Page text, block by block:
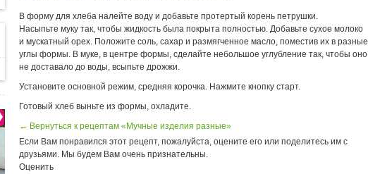
В форму для хлеба налейте воду и добавьте протертый корень петрушки.
Насыпьте муку так, чтобы жидкость была покрыта полностью. Добавьте сухое молоко
и мускатный орех. Положите соль, сахар и размягченное масло, поместив их в разные
углы формы. В муке, в центре формы, сделайте небольшое углубление так, чтобы оно
не доставало до воды, всыпьте дрожжи.
Установите основной режим, средняя корочка. Нажмите кнопку старт.
Готовый хлеб выньте из формы, охладите.
← Вернуться к рецептам «Мучные изделия разные»
Если Вам понравился этот рецепт, пожалуйста, оцените его или поделитесь им с
друзьями. Мы будем Вам очень признательны.
Оценить